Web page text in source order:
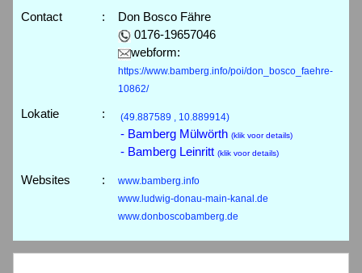
Contact
:
Don Bosco Fähre
0176-19657046
webform:
https://www.bamberg.info/poi/don_bosco_faehre-
10862/
Lokatie : (49.887589 , 10.889914)
- Bamberg Mülwörth (klik voor details)
- Bamberg Leinritt (klik voor details)
Websites :
www.bamberg.info
www.ludwig-donau-main-kanal.de
www.donboscobamberg.de